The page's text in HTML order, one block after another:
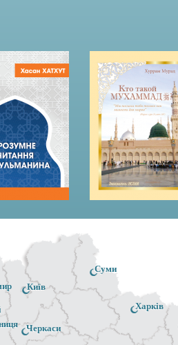
Черкаси
Київ
Суми
Харків